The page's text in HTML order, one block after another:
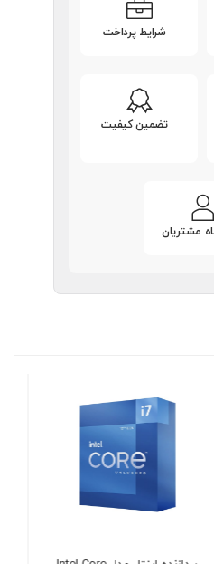
شرایط پرداخت
تضمین کیفیت
مشتریان